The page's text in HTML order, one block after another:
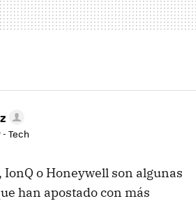
Tech
IonQ o Honeywell son algunas
han apostado con más